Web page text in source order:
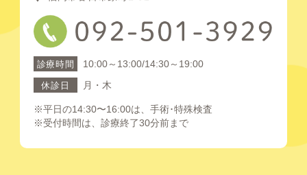
診療時間 10:00～13:00/14:30～19:00
休診日 月・木
※平日の14:30〜16:00は、手術･特殊検査
※受付時間は、診療終了30分前まで